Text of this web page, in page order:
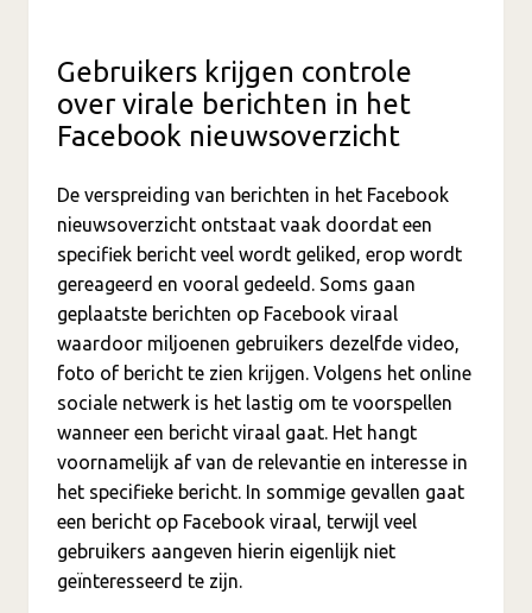
Gebruikers krijgen controle
over virale berichten in het
Facebook nieuwsoverzicht
De verspreiding van berichten in het Facebook
nieuwsoverzicht ontstaat vaak doordat een
specifiek bericht veel wordt geliked, erop wordt
gereageerd en vooral gedeeld. Soms gaan
geplaatste berichten op Facebook viraal
waardoor miljoenen gebruikers dezelfde video,
foto of bericht te zien krijgen. Volgens het online
sociale netwerk is het lastig om te voorspellen
wanneer een bericht viraal gaat. Het hangt
voornamelijk af van de relevantie en interesse in
het specifieke bericht. In sommige gevallen gaat
een bericht op Facebook viraal, terwijl veel
gebruikers aangeven hierin eigenlijk niet
geïnteresseerd te zijn.